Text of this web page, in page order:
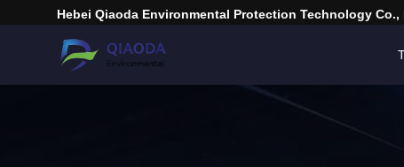
Hebei Qiaoda Environmental Protection Technology Co.,